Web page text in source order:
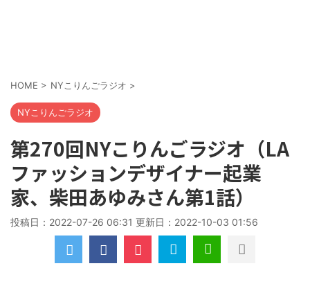
HOME > NYこりんごラジオ >
NYこりんごラジオ
第270回NYこりんごラジオ（LA
ファッションデザイナー起業
家、柴田あゆみさん第1話）
投稿日：2022-07-26 06:31 更新日： 2022-10-03 01:56